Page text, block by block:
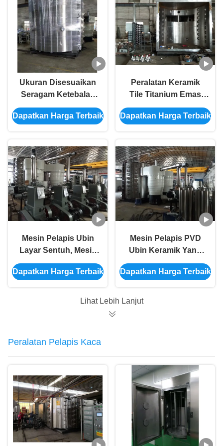
Ukuran Disesuaikan
Seragam Ketebalan
Tebal Mesin Vakum
Vakum Multi Arc Ion
Dapatkan Harga Terbaik
Peralatan Keramik
Tile Titanium Emas
PVD / Mesin Pelapis
Keramik
Dapatkan Harga Terbaik
Mesin Pelapis Ubin
Layar Sentuh, Mesin
Pelapis PVD Titanium
Emas
Dapatkan Harga Terbaik
Mesin Pelapis PVD
Ubin Keramik Yang
Aman Dengan
Struktur Satu Pintu
Dapatkan Harga Terbaik
Lihat Lebih Lanjut
Peralatan Pelapis Kaca